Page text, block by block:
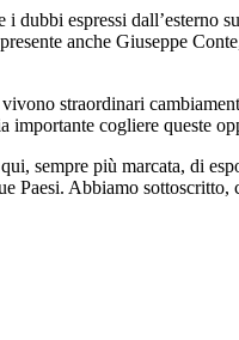
dubbi espressi dall’esterno
anche Giuseppe
straordinari
importante cogliere queste
sempre più marcata, di
Paesi. Abbiamo